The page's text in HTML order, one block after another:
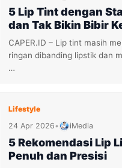
5 Lip Tint dengan
dan Tak Bikin Bibir
CAPER.ID – Lip tint masih
ringan dibanding lipstik dan
…
Lifestyle
24 Apr 2026• iMedia
5 Rekomendasi Lip
Penuh dan Presisi